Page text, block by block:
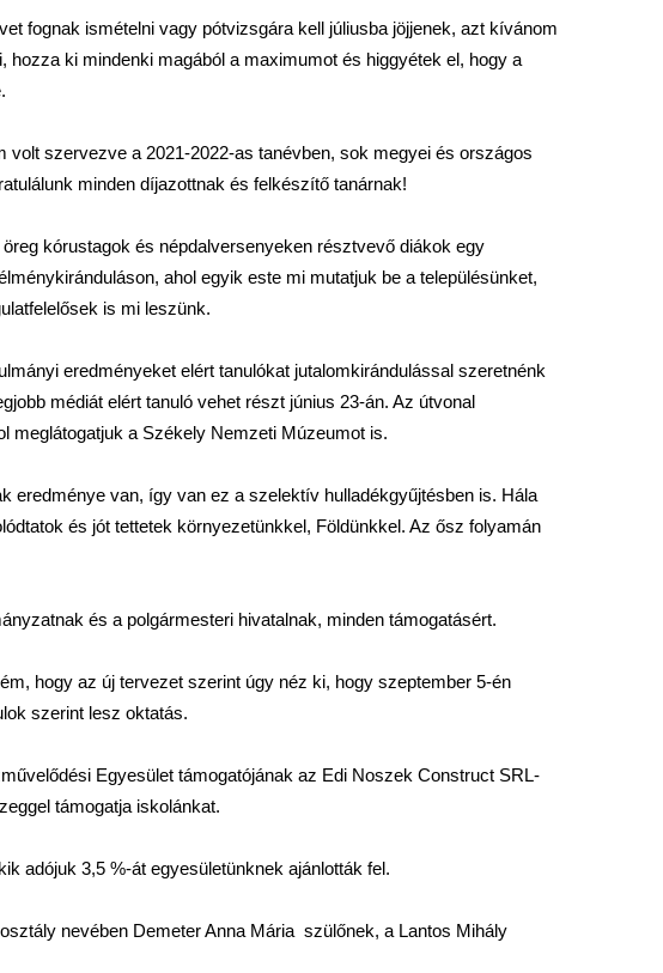
fognak ismételni vagy pótvizsgára kell júliusba jöjjenek, azt kívánom
hozza ki mindenki magából a maximumot és higgyétek el, hogy a
volt szervezve a 2021-2022-as tanévben, sok megyei és országos
minden díjazottnak és felkészítő tanárnak!
kórustagok és népdalversenyeken résztvevő diákok egy
ahol egyik este mi mutatjuk be a településünket,
is mi leszünk.
eredményeket elért tanulókat jutalomkirándulással szeretnénk
médiát elért tanuló vehet részt június 23-án. Az útvonal
meglátogatjuk a Székely Nemzeti Múzeumot is.
eredménye van, így van ez a szelektív hulladékgyűjtésben is. Hála
és jót tettetek környezetünkkel, Földünkkel. Az ősz folyamán
és a polgármesteri hivatalnak, minden támogatásért.
hogy az új tervezet szerint úgy néz ki, hogy szeptember 5-én
szerint lesz oktatás.
Egyesület támogatójának az Edi Noszek Construct SRL-
támogatja iskolánkat.
adójuk 3,5 %-át egyesületünknek ajánlották fel.
nevében Demeter Anna Mária szülőnek, a Lantos Mihály